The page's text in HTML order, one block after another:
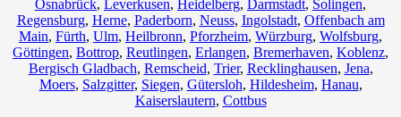
Osnabrück, Leverkusen, Heidelberg, Darmstadt, Solingen,
Regensburg, Herne, Paderborn, Neuss, Ingolstadt, Offenbach am
Main, Fürth, Ulm, Heilbronn, Pforzheim, Würzburg, Wolfsburg,
Göttingen, Bottrop, Reutlingen, Erlangen, Bremerhaven, Koblenz,
Bergisch Gladbach, Remscheid, Trier, Recklinghausen, Jena,
Moers, Salzgitter, Siegen, Gütersloh, Hildesheim, Hanau,
Kaiserslautern, Cottbus